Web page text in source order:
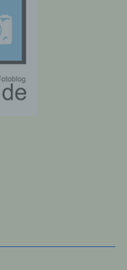
und
ist die
des für
erfolgt
Daten